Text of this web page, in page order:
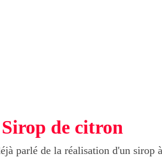
Sirop de citron
parlé de la réalisation d'un sirop